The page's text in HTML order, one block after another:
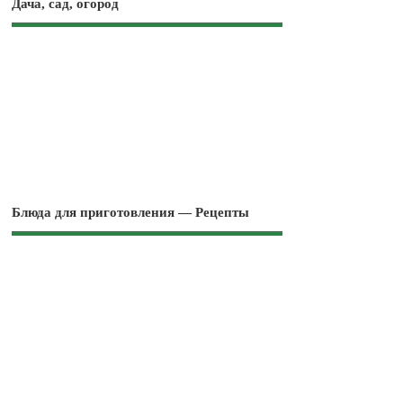
Дача, сад, огород
Блюда для приготовления — Рецепты